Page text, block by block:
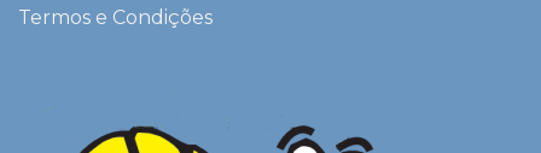
Termos e Condições